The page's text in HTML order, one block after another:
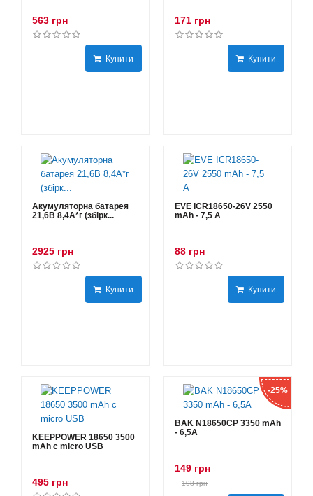
563 грн
Купити
171 грн
Купити
Акумуляторна батарея
21,6В 8,4A*г (збірк...
2925 грн
Купити
EVE ICR18650-26V 2550
mAh - 7,5 А
88 грн
Купити
KEEPPOWER 18650 3500
mAh с micro USB
495 грн
-25%
BAK N18650CP 3350 mAh
- 6,5А
149 грн
198 грн